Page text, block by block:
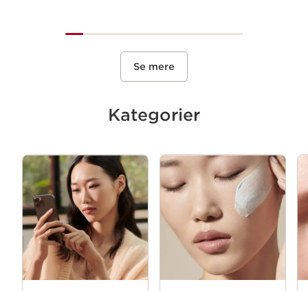
Se mere
Kategorier